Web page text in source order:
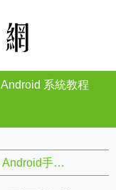
Android 系統教程
Android手機綜合